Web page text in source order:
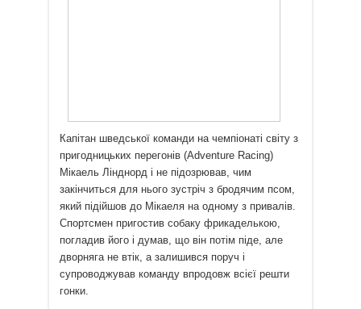
Капітан шведської команди на чемпіонаті світу з
пригодницьких перегонів (Adventure Racing)
Мікаель Лінднорд і не підозрював, чим
закінчиться для нього зустріч з бродячим псом,
який підійшов до Мікаеля на одному з привалів.
Спортсмен пригостив собаку фрикаделькою,
погладив його і думав, що він потім піде, але
дворняга не втік, а залишився поруч і
супроводжував команду впродовж всієї решти
гонки.